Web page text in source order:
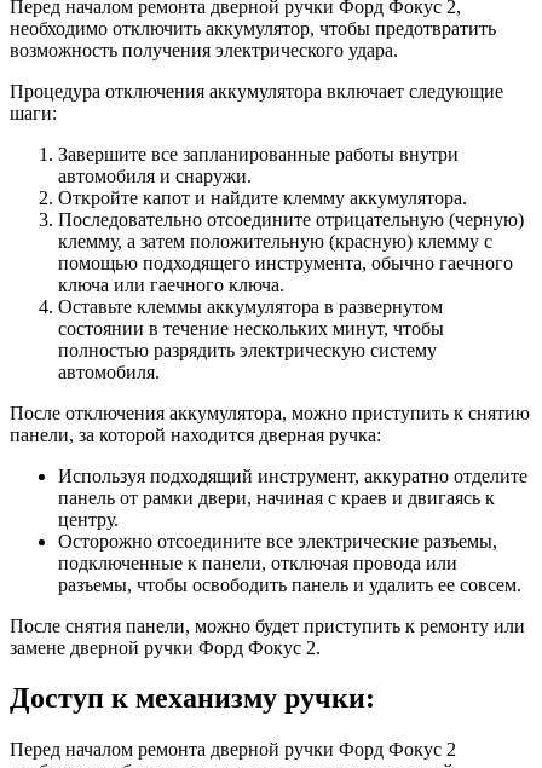
Перед началом ремонта дверной ручки Форд Фокус 2,
необходимо отключить аккумулятор, чтобы предотвратить
возможность получения электрического удара.
Процедура отключения аккумулятора включает следующие
шаги:
Завершите все запланированные работы внутри
автомобиля и снаружи.
Откройте капот и найдите клемму аккумулятора.
Последовательно отсоедините отрицательную (черную)
клемму, а затем положительную (красную) клемму с
помощью подходящего инструмента, обычно гаечного
ключа или гаечного ключа.
Оставьте клеммы аккумулятора в развернутом
состоянии в течение нескольких минут, чтобы
полностью разрядить электрическую систему
автомобиля.
После отключения аккумулятора, можно приступить к снятию
панели, за которой находится дверная ручка:
Используя подходящий инструмент, аккуратно отделите
панель от рамки двери, начиная с краев и двигаясь к
центру.
Осторожно отсоедините все электрические разъемы,
подключенные к панели, отключая провода или
разъемы, чтобы освободить панель и удалить ее совсем.
После снятия панели, можно будет приступить к ремонту или
замене дверной ручки Форд Фокус 2.
Доступ к механизму ручки:
Перед началом ремонта дверной ручки Форд Фокус 2